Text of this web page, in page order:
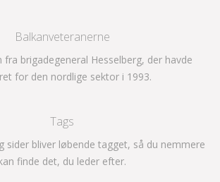
Balkanveteranerne
fra brigadegeneral Hesselberg, der havde
for den nordlige sektor i 1993.
Tags
sider bliver løbende tagget, så du nemmere
finde det, du leder efter.